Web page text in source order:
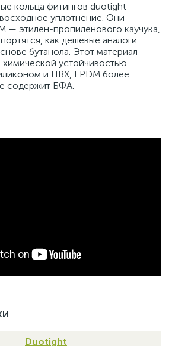
кольца фитингов duotight
уплотнение. Они
— этилен-пропиленового каучука,
как дешевые аналоги
бутанола. Этот материал
химической устойчивостью.
и ПВХ, EPDM более
содержит БФА.
Duotight